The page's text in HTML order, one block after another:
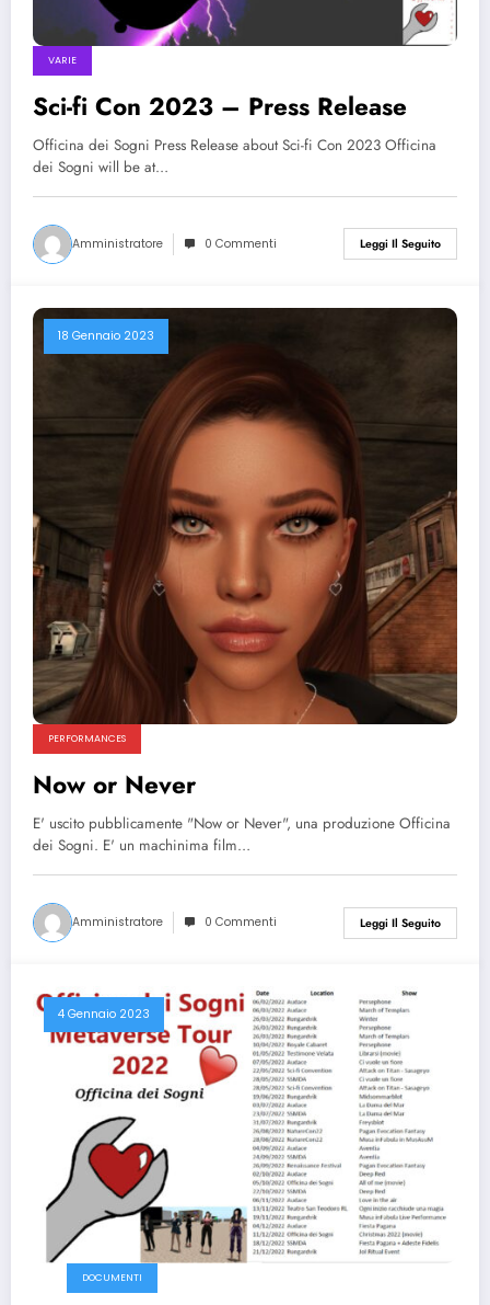
VARIE
Sci-fi Con 2023 – Press Release
Officina dei Sogni Press Release about Sci-fi Con 2023 Officina
dei Sogni will be at…
Amministratore 0 Commenti Leggi Il Seguito
18 Gennaio 2023
PERFORMANCES
Now or Never
E' uscito pubblicamente "Now or Never", una produzione Officina
dei Sogni. E' un machinima film…
Amministratore 0 Commenti Leggi Il Seguito
4 Gennaio 2023
DOCUMENTI